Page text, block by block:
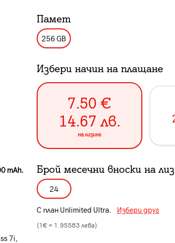
mAh.
7i,
Памет
256 GB
Избери начин на плащане
7.50 €
14.67 лв.
на лизинг
Брой месечни вноски на
24
С план Unlimited Ultra. Избери друг
(1€ = 1.95583 лева)